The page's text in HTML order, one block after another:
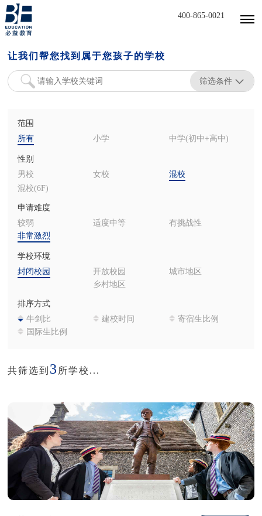
400-865-0021
让我们帮您找到属于您孩子的学校
筛选条件
范围
所有
小学 中学(初中+高中)
性别
男校
女校
混校
混校(6F)
申请难度
较弱
适度中等
有挑战性
非常激烈
学校环境
封闭校园
开放校园
城市地区
乡村地区
排序方式
牛剑比
建校时间
寄宿生比例
国际生比例
共筛选到 3 所学校...